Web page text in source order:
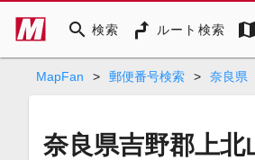
search 検索 ルート検索 map
MapFan > 郵便番号検索 > 奈良県
奈良県吉野郡上